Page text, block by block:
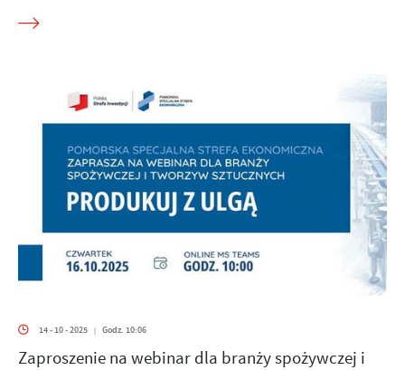
14 - 10 - 2025 | Godz. 10:06
Zaproszenie na webinar dla branży spożywczej i